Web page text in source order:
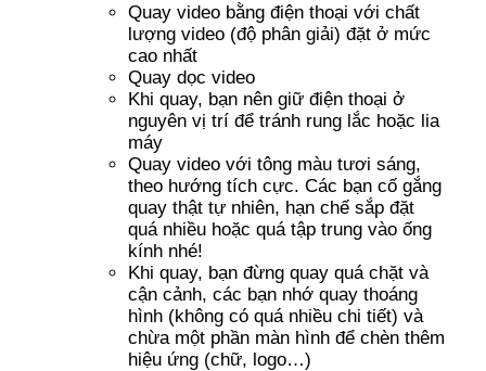
Quay video bằng điện thoại với chất
lượng video (độ phân giải) đặt ở mức
cao nhất
Quay dọc video
Khi quay, bạn nên giữ điện thoại ở
nguyên vị trí để tránh rung lắc hoặc lia
máy
Quay video với tông màu tươi sáng,
theo hướng tích cực. Các bạn cố gắng
quay thật tự nhiên, hạn chế sắp đặt
quá nhiều hoặc quá tập trung vào ống
kính nhé!
Khi quay, bạn đừng quay quá chặt và
cận cảnh, các bạn nhớ quay thoáng
hình (không có quá nhiều chi tiết) và
chừa một phần màn hình để chèn thêm
hiệu ứng (chữ, logo…)